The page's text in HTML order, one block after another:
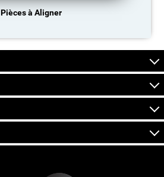
Pièces à Aligner